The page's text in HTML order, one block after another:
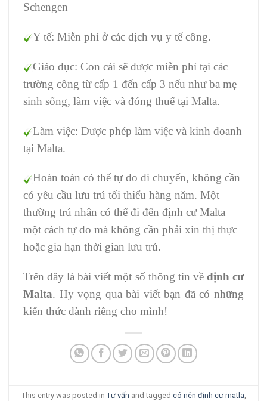
Schengen
Y tế: Miễn phí ở các dịch vụ y tế công.
Giáo dục: Con cái sẽ được miễn phí tại các
trường công từ cấp 1 đến cấp 3 nếu như ba mẹ
sinh sống, làm việc và đóng thuế tại Malta.
Làm việc: Được phép làm việc và kinh doanh
tại Malta.
Hoàn toàn có thể tự do di chuyển, không cần
có yêu cầu lưu trú tối thiểu hàng năm. Một
thường trú nhân có thể đi đến định cư Malta
một cách tự do mà không cần phải xin thị thực
hoặc gia hạn thời gian lưu trú.
Trên đây là bài viết một số thông tin về định cư
Malta. Hy vọng qua bài viết bạn đã có những
kiến thức dành riêng cho mình!
This entry was posted in Tư vấn and tagged có nên định cư matla,